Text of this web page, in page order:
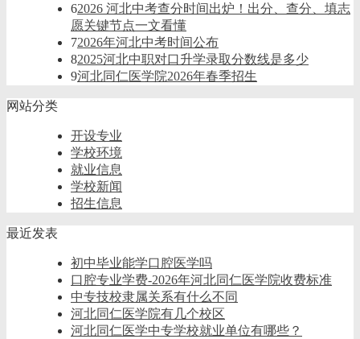
62026 河北中考查分时间出炉！出分、查分、填志
愿关键节点一文看懂
72026年河北中考时间公布
82025河北中职对口升学录取分数线是多少
9河北同仁医学院2026年春季招生
网站分类
开设专业
学校环境
就业信息
学校新闻
招生信息
最近发表
初中毕业能学口腔医学吗
口腔专业学费-2026年河北同仁医学院收费标准
中专技校隶属关系有什么不同
河北同仁医学院有几个校区
河北同仁医学中专学校就业单位有哪些？